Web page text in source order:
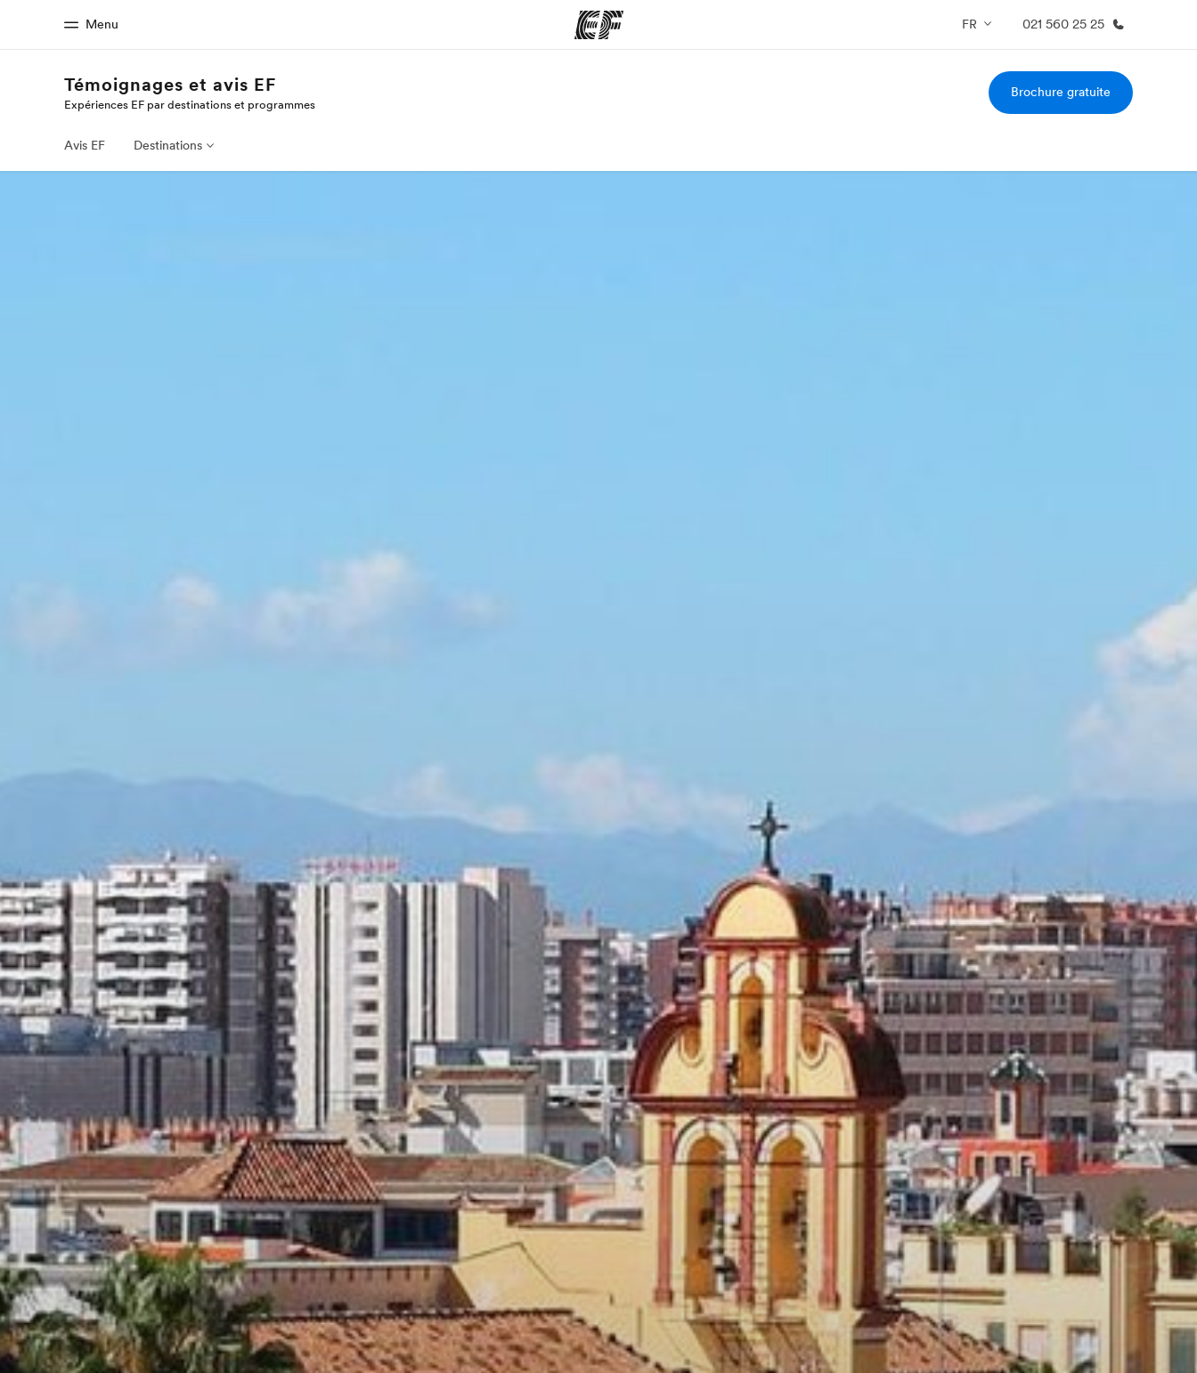
Menu FR 021 560 25 25
Accueil
Bienvenue chez EF
EF recrute
Témoignages et avis EF
Expériences EF par destinations et programmes
Brochure gratuite
Avis EF Destinations